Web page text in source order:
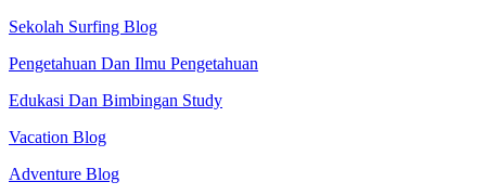
Sekolah Surfing Blog
Pengetahuan Dan Ilmu Pengetahuan
Edukasi Dan Bimbingan Study
Vacation Blog
Adventure Blog